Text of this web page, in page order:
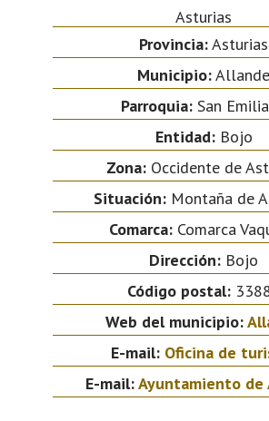
Asturias
Provincia:Asturias
Municipio:Allande
Parroquia: San
Entidad:Bojo
Zona:Occidente de
Situación:Montaña de
Comarca:Comarca
Dirección: Bojo
Código postal:
Web del municipio:
E-mail: Oficina de
E-mail:Ayuntamiento de